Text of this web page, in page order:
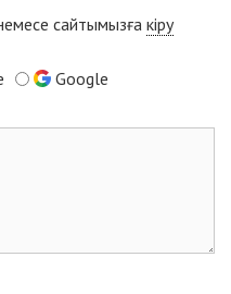
сайтымызға кіру
Google